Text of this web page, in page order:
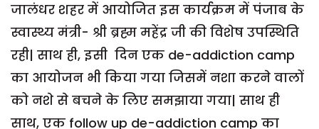
जालंधर शहर में आयोजित इस कार्यक्रम में पंजाब के
स्वास्थ्य मंत्री- श्री ब्रह्म महेंद्र जी की विशेष उपस्थिति
रही| साथ ही, इसी दिन एक de-addiction camp
का आयोजन भी किया गया जिसमें नशा करने वालों
को नशे से बचने के लिए समझाया गया| साथ ही
साथ, एक follow up de-addiction camp का